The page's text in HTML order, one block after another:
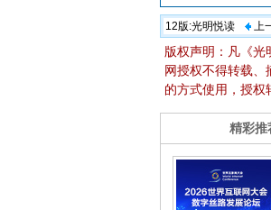
12版:光明悦读 上
版权声明：凡《光
网授权不得转载、
的方式使用，授权